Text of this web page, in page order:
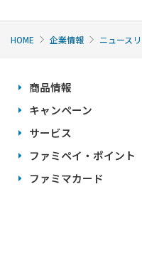
HOME 企業情報 ニュース
商品情報
キャンペーン
サービス
ファミペイ・ポイント
ファミマカード